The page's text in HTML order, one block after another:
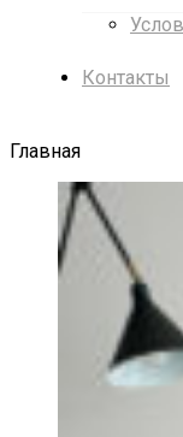
Контакты
Главная